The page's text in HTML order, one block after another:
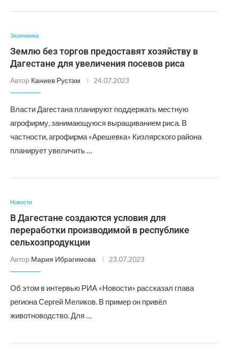
Экономика
Землю без торгов предоставят хозяйству в
Дагестане для увеличения посевов риса
Автор Каниев Рустам 24.07.2023
Власти Дагестана планируют поддержать местную
агрофирму, занимающуюся выращиванием риса. В
частности, агрофирма «Арешевка» Кизлярского района
планирует увеличить …
Новости
В Дагестане создаются условия для
переработки производимой в республике
сельхозпродукции
Автор Мария Ибрагимова 23.07.2023
Об этом в интервью РИА «Новости» рассказал глава
региона Сергей Меликов. В пример он привёл
животноводство. Для …